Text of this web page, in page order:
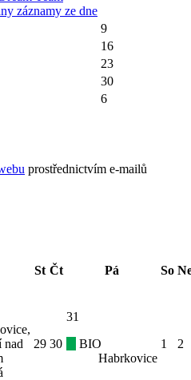
záznamy ze dne
9
16
23
30
6
prostřednictvím e-mailů
St Čt Pá So
nad
29 30
31
BIO
Habrkovice
1 2